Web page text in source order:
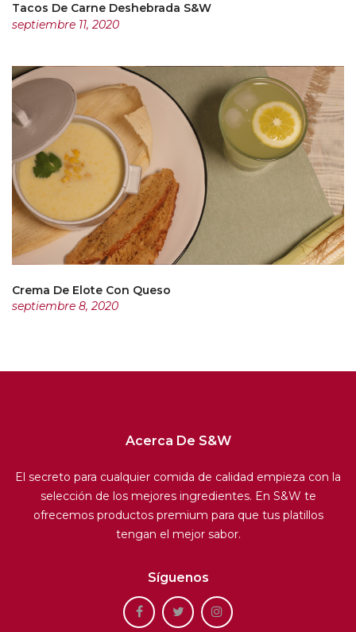
Tacos De Carne Deshebrada S&W
septiembre 11, 2020
Crema De Elote Con Queso
septiembre 8, 2020
Acerca De S&W
El secreto para cualquier comida de calidad empieza con la
selección de los mejores ingredientes. En S&W te
ofrecemos productos premium para que tus platillos
tengan el mejor sabor.
Síguenos